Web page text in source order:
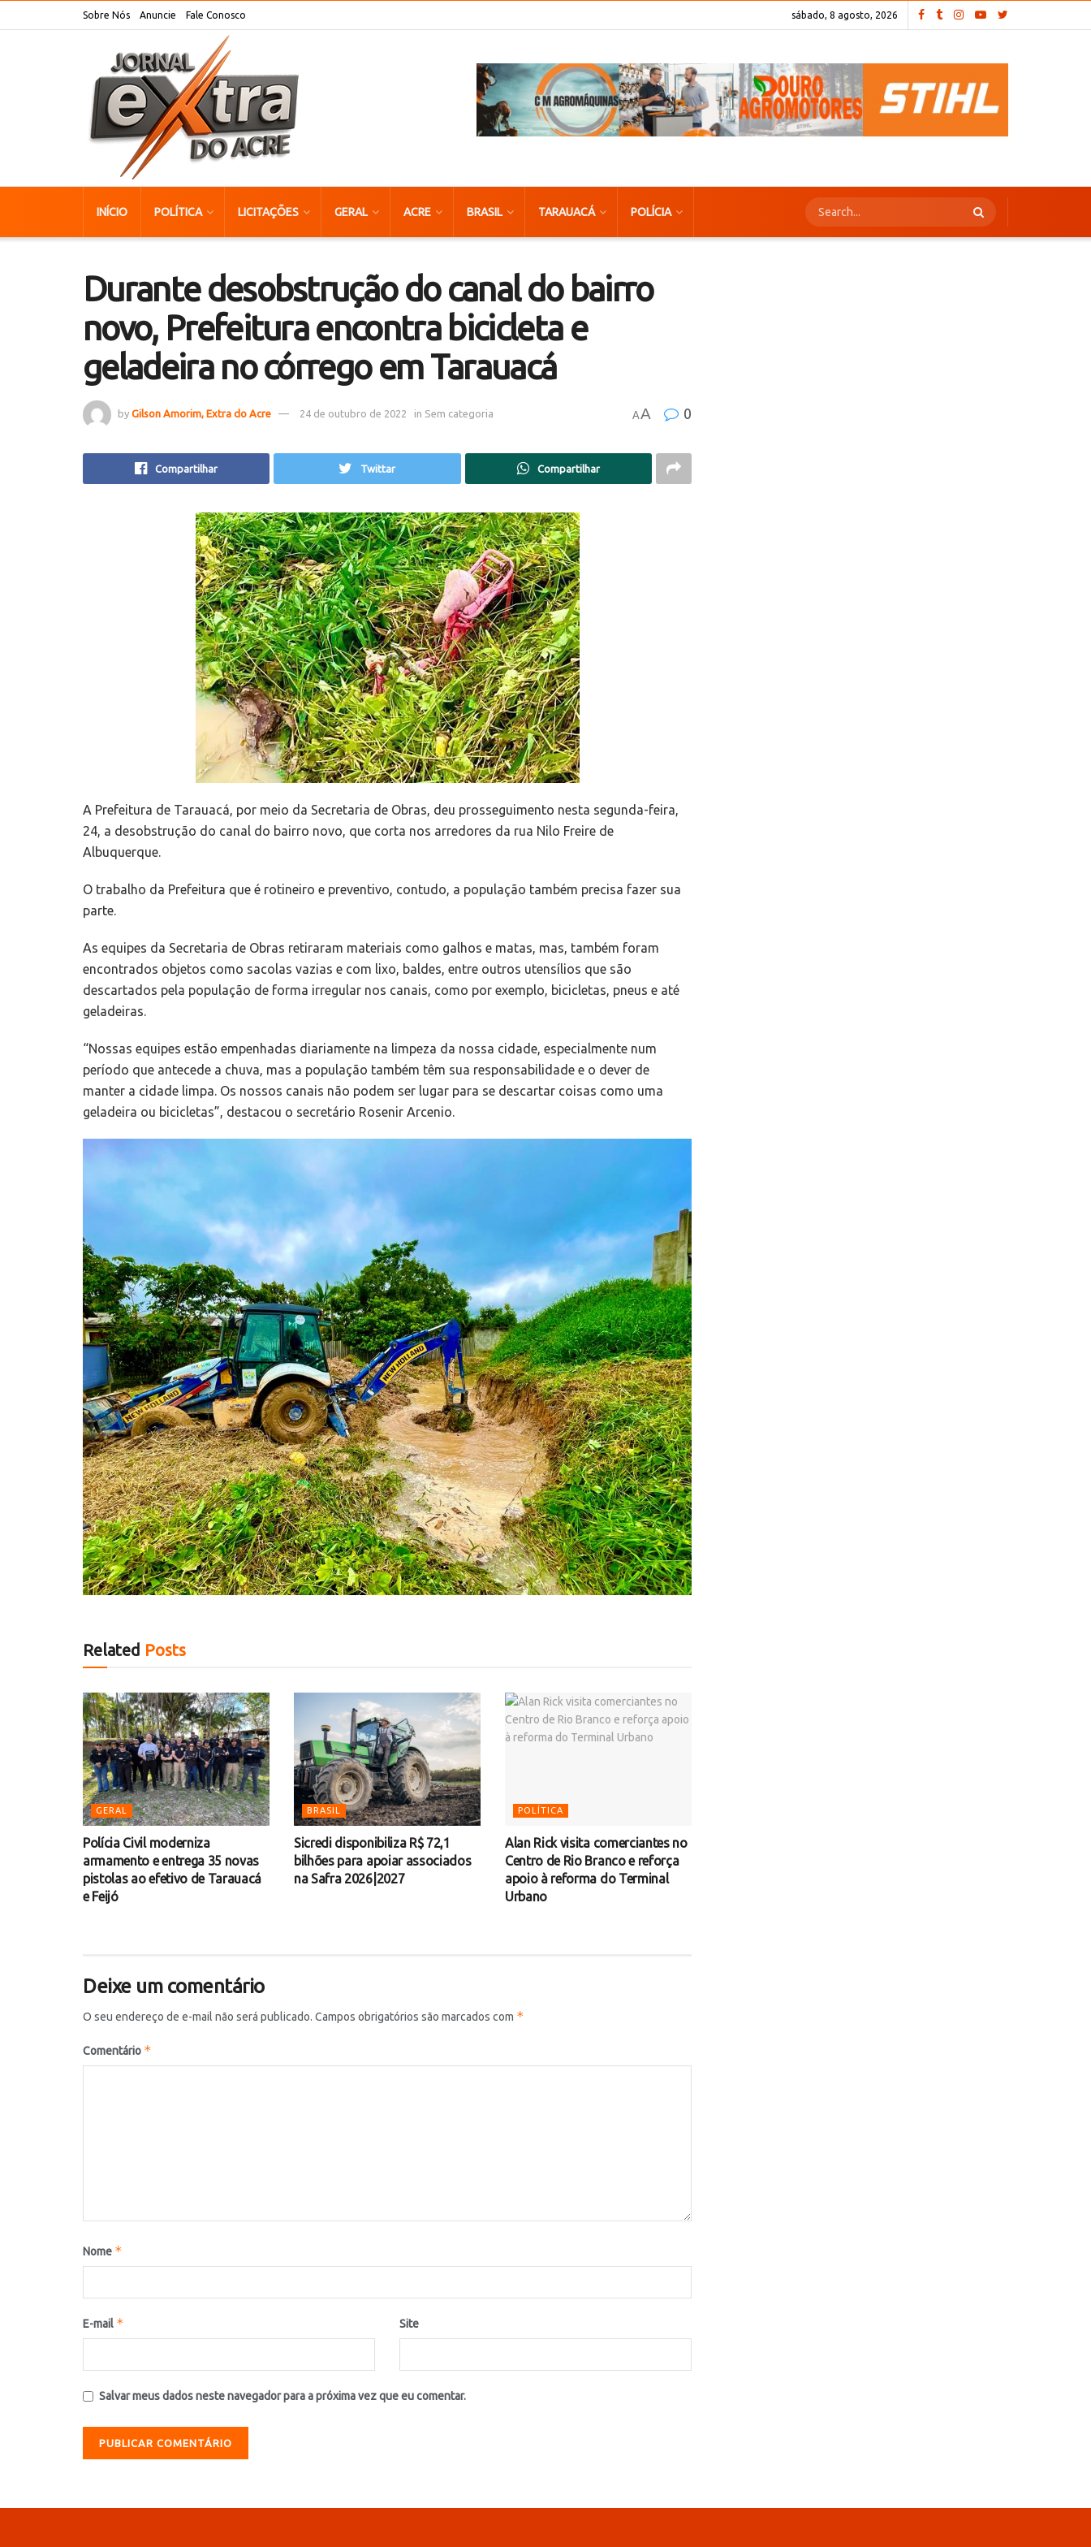
Sobre Nós Anuncie Fale Conosco sábado, 8 agosto, 2026
INÍCIO POLÍTICA LICITAÇÕES GERAL ACRE BRASIL TARAUACÁ POLÍCIA
Durante desobstrução do canal do bairro
novo, Prefeitura encontra bicicleta e
geladeira no córrego em Tarauacá
by Gilson Amorim, Extra do Acre 24 de outubro de 2022 in Sem categoria AA 0
Compartilhar Twittar Compartilhar
A Prefeitura de Tarauacá, por meio da Secretaria de Obras, deu prosseguimento nesta segunda-feira,
24, a desobstrução do canal do bairro novo, que corta nos arredores da rua Nilo Freire de
Albuquerque.
O trabalho da Prefeitura que é rotineiro e preventivo, contudo, a população também precisa fazer sua
parte.
As equipes da Secretaria de Obras retiraram materiais como galhos e matas, mas, também foram
encontrados objetos como sacolas vazias e com lixo, baldes, entre outros utensílios que são
descartados pela população de forma irregular nos canais, como por exemplo, bicicletas, pneus e até
geladeiras.
“Nossas equipes estão empenhadas diariamente na limpeza da nossa cidade, especialmente num
período que antecede a chuva, mas a população também têm sua responsabilidade e o dever de
manter a cidade limpa. Os nossos canais não podem ser lugar para se descartar coisas como uma
geladeira ou bicicletas”, destacou o secretário Rosenir Arcenio.
Related Posts
GERAL
Polícia Civil moderniza
armamento e entrega 35 novas
pistolas ao efetivo de Tarauacá
e Feijó
BRASIL
Sicredi disponibiliza R$ 72,1
bilhões para apoiar associados
na Safra 2026|2027
POLÍTICA
Alan Rick visita comerciantes no
Centro de Rio Branco e reforça
apoio à reforma do Terminal
Urbano
Deixe um comentário
O seu endereço de e-mail não será publicado. Campos obrigatórios são marcados com *
Comentário *
Nome *
E-mail * Site
Salvar meus dados neste navegador para a próxima vez que eu comentar.